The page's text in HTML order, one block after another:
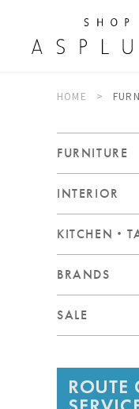
HOME
FURNITURE
INTERIOR
KITCHEN・
BRANDS
SALE